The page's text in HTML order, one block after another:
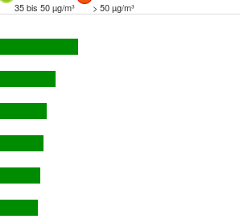
35 bis 50 µg/m³ > 50 µg/m³